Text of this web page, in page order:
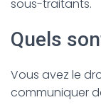
sous-traitants.
Quels
Vous avez le
communiquer